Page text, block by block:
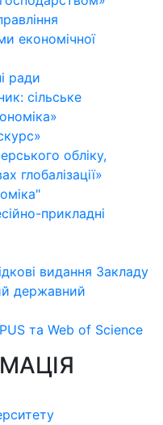
економічної
ради
сільське
обліку,
глобалізації»
прикладні
видання Закладу
державний
та Web of Science